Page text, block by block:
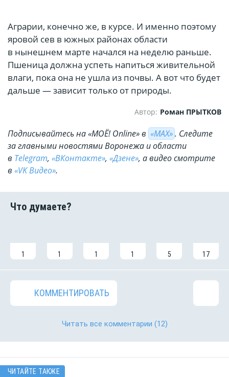
Аграрии, конечно же, в курсе. И именно поэтому
яровой сев в южных районах области
в нынешнем марте начался на неделю раньше.
Пшеница должна успеть напиться живительной
влаги, пока она не ушла из почвы. А вот что будет
дальше — зависит только от природы.
Автор: Роман ПРЫТКОВ
Подписывайтесь на «МОЁ! Online» в «МАХ». Cледите
за главными новостями Воронежа и области
в Telegram, «ВКонтакте», «Дзене», а видео смотрите
в «VK Видео».
1 1 1 1 5 17
КОММЕНТИРОВАТЬ
Читать все комментарии (12)
ЧИТАЙТЕ ТАКЖЕ